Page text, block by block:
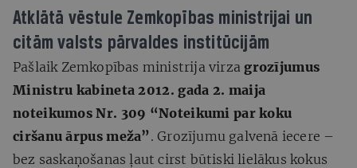
Atklātā vēstule Zemkopības ministrijai un
citām valsts pārvaldes institūcijām
Pašlaik Zemkopības ministrija virzagrozījumus
Ministru kabineta 2012. gada 2. maija
noteikumos Nr. 309 “Noteikumi par koku
ciršanu ārpus meža”. Grozījumu galvenā iecere –
bez saskaņošanas ļaut cirst būtiski lielākus kokus